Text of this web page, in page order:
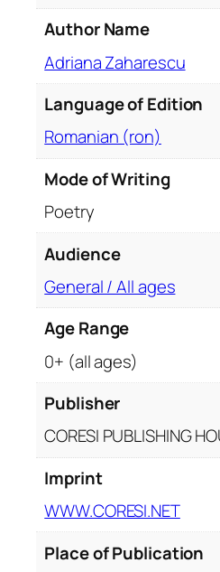
m
l
ă
Author Name
Adriana Zaharescu
Language of Edition
Romanian (ron)
Mode of Writing
Poetry
Audience
General / All ages
Age Range
0+ (all ages)
Publisher
CORESI PUBLISHING
Imprint
WWW.CORESI.NET
Place of Publication